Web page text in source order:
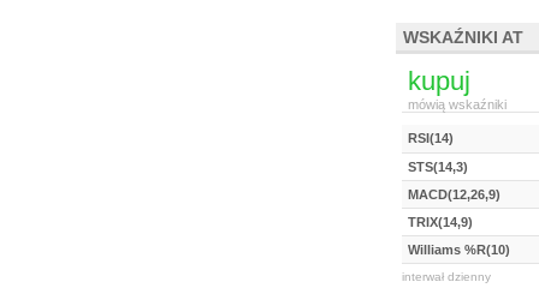
WSKAŹNIKI AT
kupuj
mówią wskaźniki
RSI(14)
STS(14,3)
MACD(12,26,9)
TRIX(14,9)
Williams %R(10)
interwał dzienny